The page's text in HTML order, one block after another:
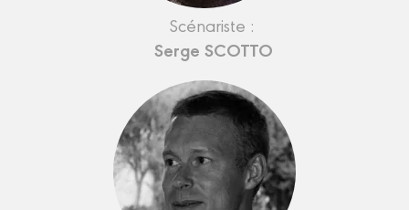
Scénariste :
Serge SCOTTO